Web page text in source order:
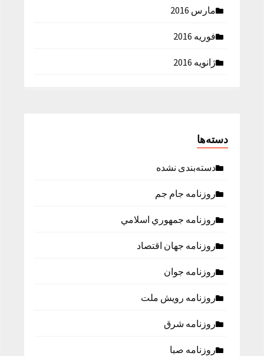
مارس 2016
فوریه 2016
ژانویه 2016
دسته‌ها
دسته‌بندی نشده
روزنامه جام جم
روزنامه جمهوري اسلامي
روزنامه جهان اقتصاد
روزنامه جوان
روزنامه رویش ملت
روزنامه شرق
روزنامه صبا